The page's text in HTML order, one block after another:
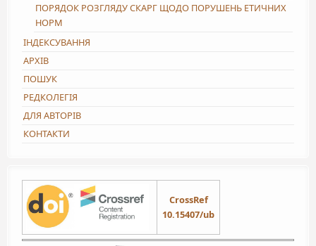
ПОРЯДОК РОЗГЛЯДУ СКАРГ ЩОДО ПОРУШЕНЬ ЕТИЧНИХ
НОРМ
ІНДЕКСУВАННЯ
АРХІВ
ПОШУК
РЕДКОЛЕГІЯ
ДЛЯ АВТОРІВ
КОНТАКТИ
CrossRef
10.15407/ub